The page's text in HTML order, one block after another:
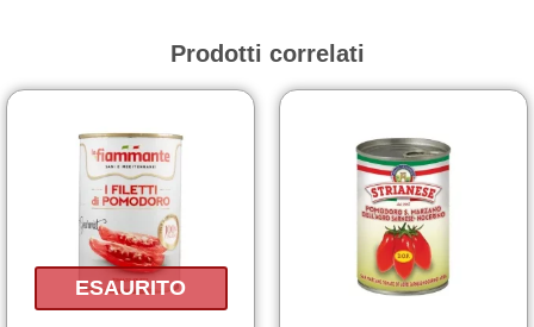
Prodotti correlati
ESAURITO